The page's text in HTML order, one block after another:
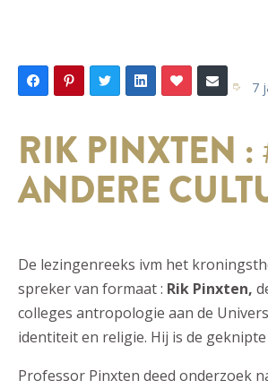
7
RIK PINXTEN
ANDERE
De lezingenreeks ivm het
spreker van formaat : Rik Pinxten,
colleges antropologie aan de
identiteit en religie. Hij is de
Professor Pinxten deed onderzoek